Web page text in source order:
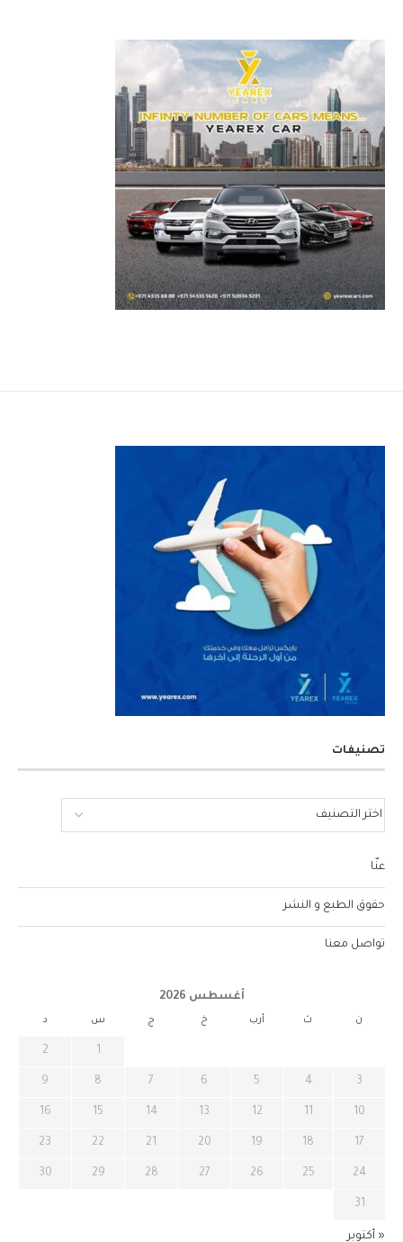
تصنيفات
عنّا
حقوق الطبع و النشر
تواصل معنا
أغسطس 2026
ن ث أرب خ ج س د
1
2
3
4
5
6
7
8
9
10
11
12
13
14
15
16
17
18
19
20
21
22
23
24
25
26
27
28
29
30
31
« أكتوبر